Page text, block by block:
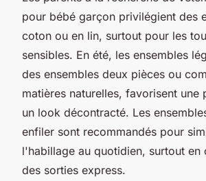
pour bébé garçon privilégient des
coton ou en lin, surtout pour les
sensibles. En été, les ensembles
des ensembles deux pièces ou
matières naturelles, favorisent une
un look décontracté. Les
enfiler sont recommandés pour
l'habillage au quotidien, surtout en
des sorties express.